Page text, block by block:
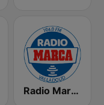
Radio Marca Valladolid